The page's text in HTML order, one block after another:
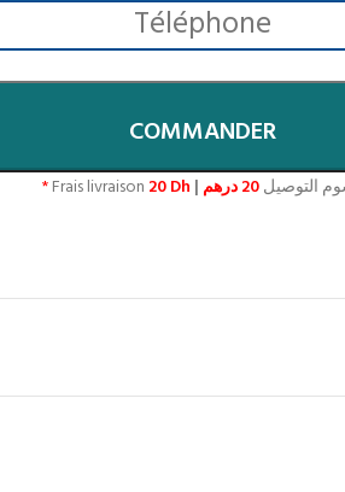
COMMANDER
*Frais livraison 20 Dh | التوصيل20 درهم